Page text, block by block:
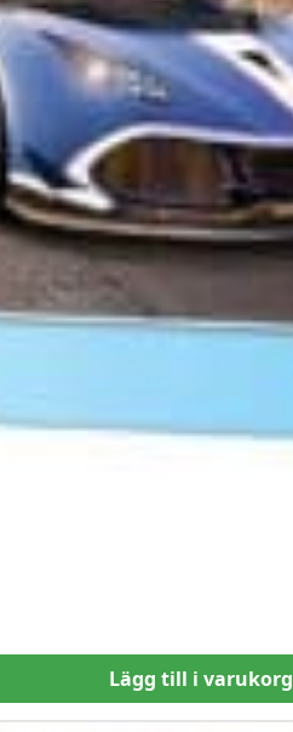
Lägg till i varukorg